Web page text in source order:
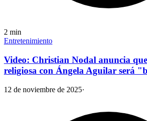
2 min
Entretenimiento
Video: Christian Nodal anuncia
religiosa con Ángela Aguilar será
12 de noviembre de 2025·